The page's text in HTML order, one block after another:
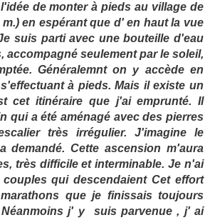
de monter à pieds au village de
en espérant que d' en haut la vue
suis parti avec une bouteille d'eau
accompagné seulement par le soleil,
Généralemnt on y accède en
à pieds. Mais il existe un
cet itinéraire que j'ai emprunté. Il
qui a été aménagé avec des pierres
très irrégulier. J'imagine le
demandé. Cette ascension m'aura
très difficile et interminable. Je n'ai
qui descendaient Cet effort
que je finissais toujours
j' y suis parvenue , j' ai